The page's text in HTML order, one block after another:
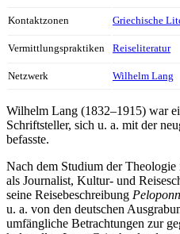
Kontaktzonen Griechische
Vermittlungspraktiken Reiseliteratur
Netzwerk Wilhelm Lang
Wilhelm Lang (1832–1915) war
Schriftsteller, sich u. a. mit der
befasste.
Nach dem Studium der
als Journalist, Kultur- und
seine Reisebeschreibung
u. a. von den deutschen
umfängliche Betrachtungen zur